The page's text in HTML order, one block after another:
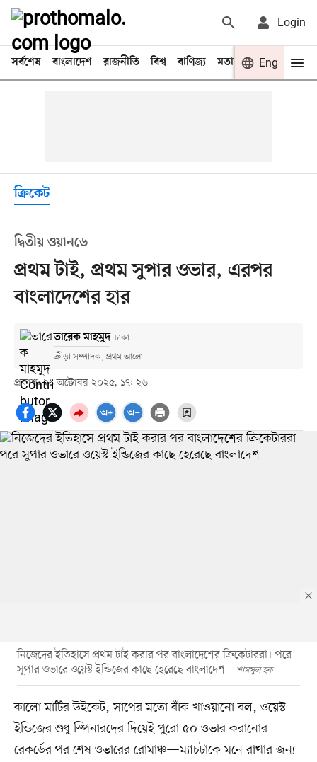
Login
সর্বশেষ বাংলাদেশ রাজনীতি বিশ্ব বাণিজ্য মতামত খেলা
Eng
ক্রিকেট
দ্বিতীয় ওয়ানডে
প্রথম টাই, প্রথম সুপার ওভার, এরপর
বাংলাদেশের হার
তারেক মাহমুদ ঢাকা
ক্রীড়া সম্পাদক, প্রথম আলো
প্রকাশ: ২১ অক্টোবর ২০২৫, ১৭: ২৬
নিজেদের ইতিহাসে প্রথম টাই করার পর বাংলাদেশের ক্রিকেটাররা। পরে
সুপার ওভারে ওয়েস্ট ইন্ডিজের কাছে হেরেছে বাংলাদেশ
শামসুল হক
কালো মাটির উইকেট, সাপের মতো বাঁক খাওয়ানো বল, ওয়েস্ট
ইন্ডিজের শুধু স্পিনারদের দিয়েই পুরো ৫০ ওভার করানোর
রেকর্ডের পর শেষ ওভারের রোমাঞ্চ—ম্যাচটাকে মনে রাখার জন্য